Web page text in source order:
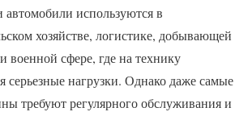
автомобили используются в
хозяйстве, логистике, добывающей
сфере, где на технику
серьезные нагрузки. Однако даже самые
требуют регулярного обслуживания и